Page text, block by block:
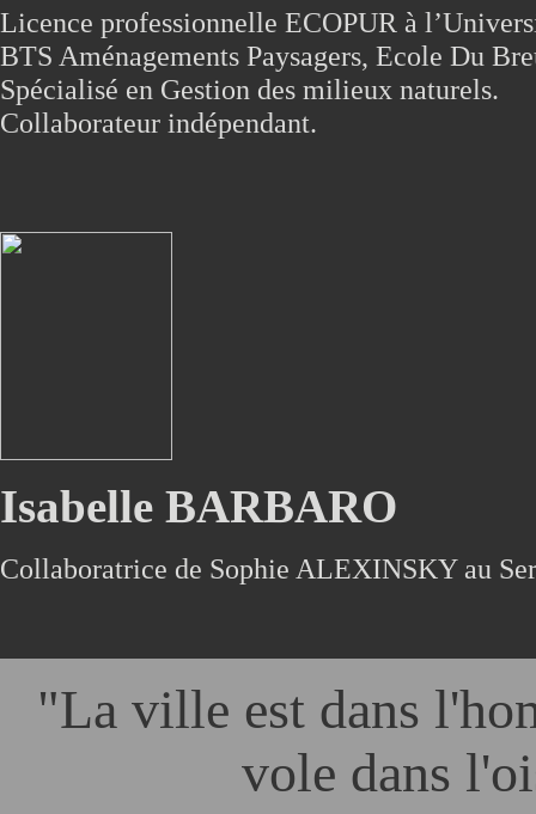
Licence professionnelle ECOPUR à
BTS Aménagements Paysagers, Ecole Du
Spécialisé en Gestion des milieux naturels.
Collaborateur indépendant.
Isabelle BARBARO
Collaboratrice de Sophie ALEXINSKY au
"La ville est dans
vole dans